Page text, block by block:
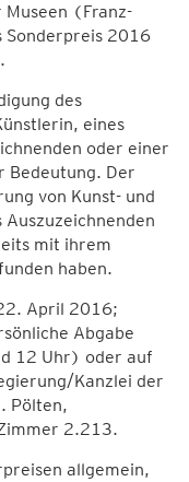
(Franz-
Sonderpreis 2016
des
eines
oder einer
Bedeutung. Der
von Kunst- und
mit ihrem
haben.
April 2016;
Abgabe
12 Uhr) oder auf
Kanzlei der
Pölten,
2.213.
allgemein,